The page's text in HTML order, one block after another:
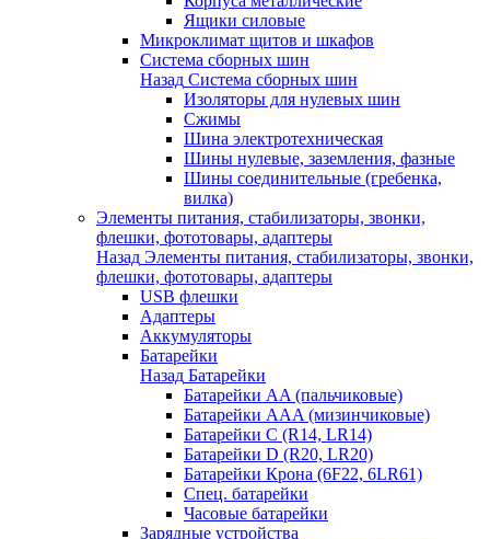
Ящики силовые
Микроклимат щитов и шкафов
Система сборных шин
Назад Система сборных шин
Изоляторы для нулевых шин
Сжимы
Шина электротехническая
Шины нулевые, заземления, фазные
Шины соединительные (гребенка,
вилка)
Элементы питания, стабилизаторы, звонки,
флешки, фототовары, адаптеры
Назад Элементы питания, стабилизаторы, звонки,
флешки, фототовары, адаптеры
USB флешки
Адаптеры
Аккумуляторы
Батарейки
Назад Батарейки
Батарейки AA (пальчиковые)
Батарейки AAA (мизинчиковые)
Батарейки C (R14, LR14)
Батарейки D (R20, LR20)
Батарейки Крона (6F22, 6LR61)
Спец. батарейки
Часовые батарейки
Зарядные устройства